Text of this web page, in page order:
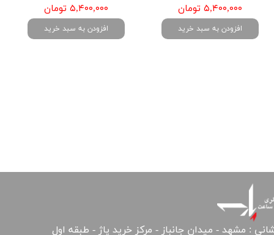
۵,۴۰۰,۰۰۰ تومان
افزودن به سبد خرید
۵,۴۰۰,۰۰۰ تومان
افزودن به سبد خرید
: مشهد - میدان جانباز - مرکز خرید پاژ - طبقه اول